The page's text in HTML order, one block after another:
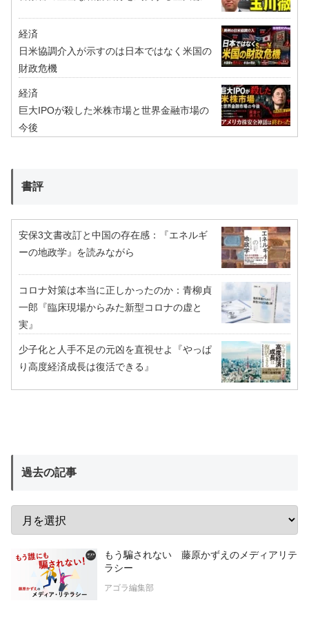
経済
日米協調介入が示すのは日本ではなく米国の
財政危機
経済
巨大IPOが殺した米株市場と世界金融市場の
今後
書評
安保3文書改訂と中国の存在感：『エネルギ
ーの地政学』を読みながら
コロナ対策は本当に正しかったのか：青柳貞
一郎『臨床現場からみた新型コロナの虚と
実』
少子化と人手不足の元凶を直視せよ『やっぱ
り高度経済成長は復活できる』
過去の記事
もう騙されない 藤原かずえのメディアリテ
ラシー
アゴラ編集部